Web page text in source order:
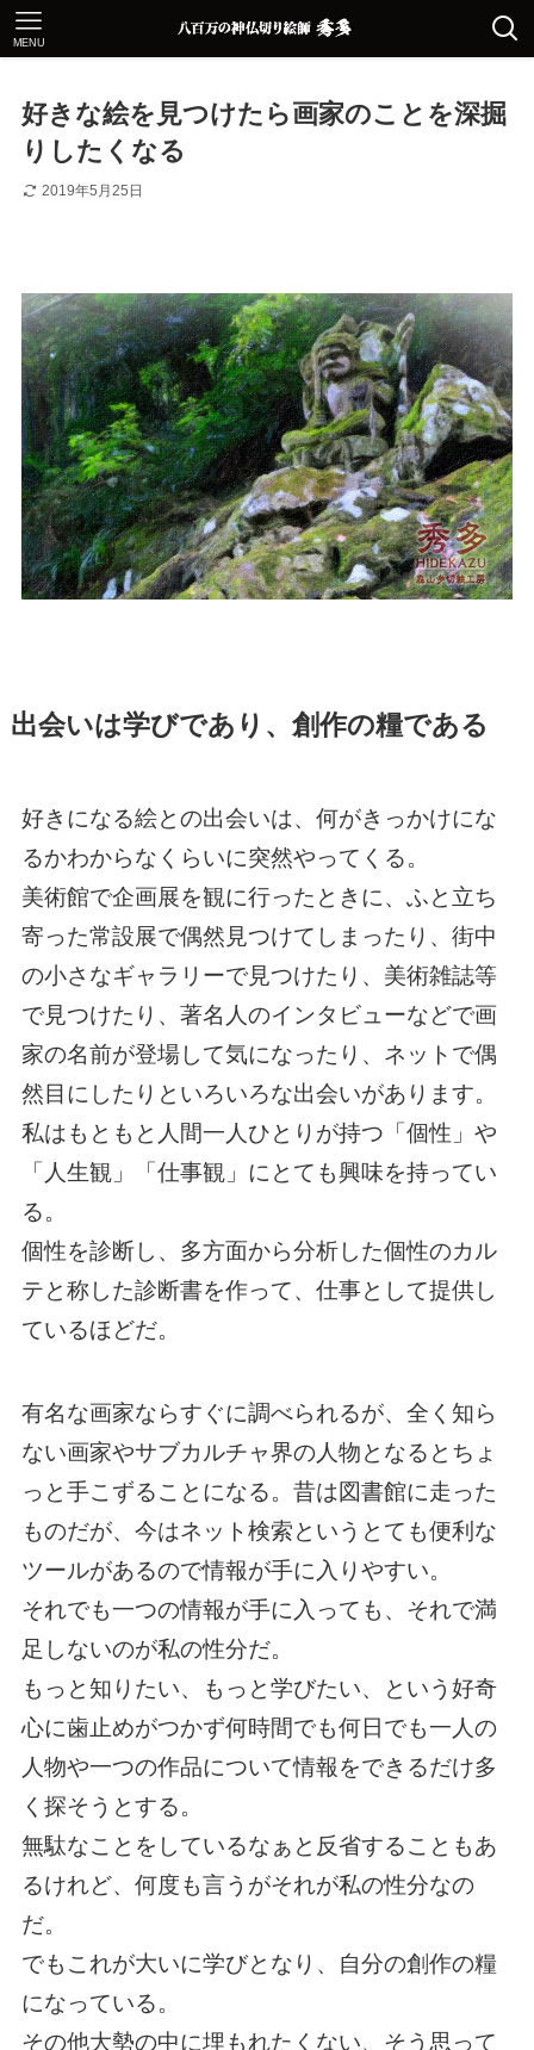
MENU
好きな絵を見つけたら画家のことを深掘
りしたくなる
2019年5月25日
出会いは学びであり、創作の糧である
好きになる絵との出会いは、何がきっかけにな
るかわからなくらいに突然やってくる。
美術館で企画展を観に行ったときに、ふと立ち
寄った常設展で偶然見つけてしまったり、街中
の小さなギャラリーで見つけたり、美術雑誌等
で見つけたり、著名人のインタビューなどで画
家の名前が登場して気になったり、ネットで偶
然目にしたりといろいろな出会いがあります。
私はもともと人間一人ひとりが持つ「個性」や
「人生観」「仕事観」にとても興味を持ってい
る。
個性を診断し、多方面から分析した個性のカル
テと称した診断書を作って、仕事として提供し
ているほどだ。
有名な画家ならすぐに調べられるが、全く知ら
ない画家やサブカルチャ界の人物となるとちょ
っと手こずることになる。昔は図書館に走った
ものだが、今はネット検索というとても便利な
ツールがあるので情報が手に入りやすい。
それでも一つの情報が手に入っても、それで満
足しないのが私の性分だ。
もっと知りたい、もっと学びたい、という好奇
心に歯止めがつかず何時間でも何日でも一人の
人物や一つの作品について情報をできるだけ多
く探そうとする。
無駄なことをしているなぁと反省することもあ
るけれど、何度も言うがそれが私の性分なの
だ。
でもこれが大いに学びとなり、自分の創作の糧
になっている。
その他大勢の中に埋もれたくない、そう思って